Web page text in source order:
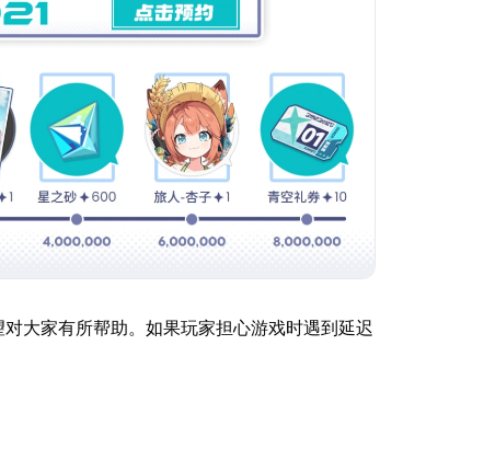
大家有所帮助。如果玩家担心游戏时遇到延迟